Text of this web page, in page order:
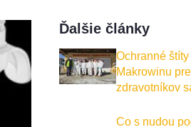
Ďalšie články
Ochranné štíty
Makrowinu pre
zdravotníkov
Co s nudou